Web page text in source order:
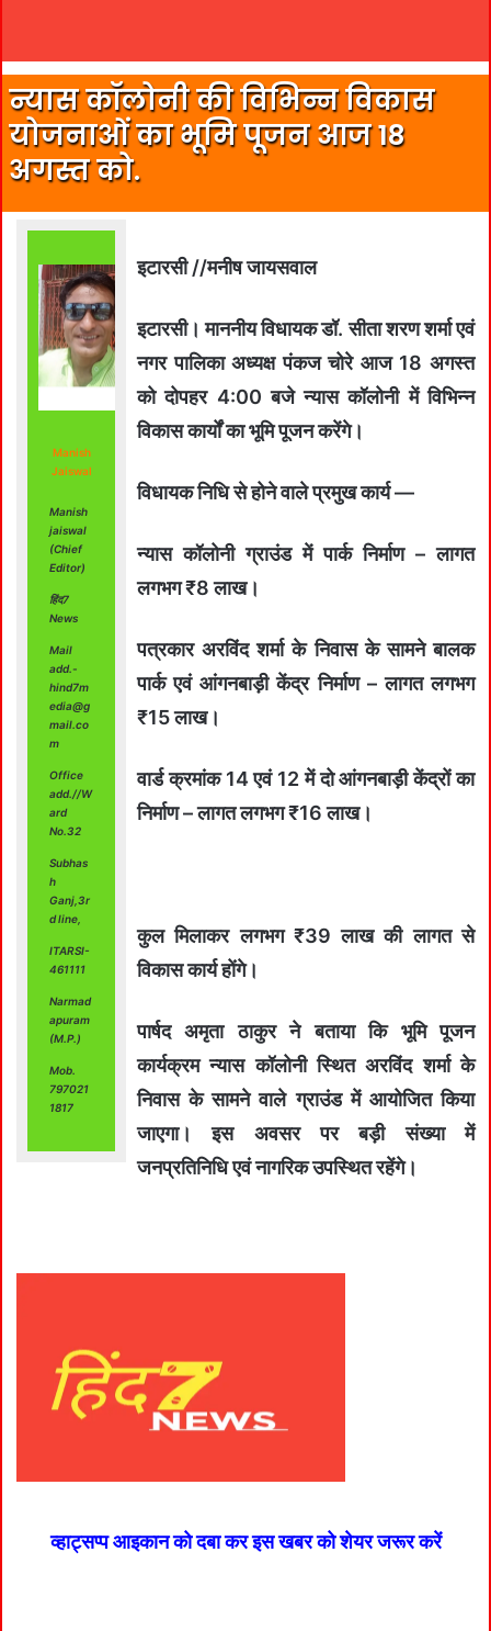
न्यास कॉलोनी की विभिन्न विकास
योजनाओं का भूमि पूजन आज 18
अगस्त को.
Manish
Jaiswal
Manish
jaiswal
(Chief
Editor)
हिंद7
News
Mail
add.-
hind7m
edia@g
mail.co
m
Office
add.//W
ard
No.32
Subhas
h
Ganj,3r
d line,
ITARSI-
461111
Narmad
apuram
(M.P.)
Mob.
797021
1817
इटारसी //मनीष जायसवाल
इटारसी। माननीय विधायक डॉ. सीता शरण शर्मा एवं
नगर पालिका अध्यक्ष पंकज चोरे आज 18 अगस्त
को दोपहर 4:00 बजे न्यास कॉलोनी में विभिन्न
विकास कार्यों का भूमि पूजन करेंगे।
विधायक निधि से होने वाले प्रमुख कार्य —
न्यास कॉलोनी ग्राउंड में पार्क निर्माण – लागत
लगभग ₹8 लाख।
पत्रकार अरविंद शर्मा के निवास के सामने बालक
पार्क एवं आंगनबाड़ी केंद्र निर्माण – लागत लगभग
₹15 लाख।
वार्ड क्रमांक 14 एवं 12 में दो आंगनबाड़ी केंद्रों का
निर्माण – लागत लगभग ₹16 लाख।
कुल मिलाकर लगभग ₹39 लाख की लागत से
विकास कार्य होंगे।
पार्षद अमृता ठाकुर ने बताया कि भूमि पूजन
कार्यक्रम न्यास कॉलोनी स्थित अरविंद शर्मा के
निवास के सामने वाले ग्राउंड में आयोजित किया
जाएगा। इस अवसर पर बड़ी संख्या में
जनप्रतिनिधि एवं नागरिक उपस्थित रहेंगे।
व्हाट्सप्प आइकान को दबा कर इस खबर को शेयर जरूर करें